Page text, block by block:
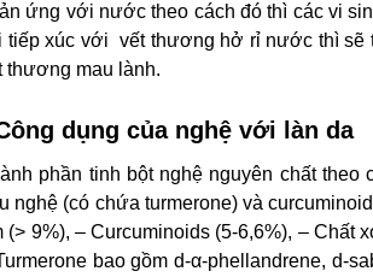
ứng với nước theo cách đó thì các vi
tiếp xúc với vết thương hở rỉ nước thì sẽ
thương mau lành.
dụng của nghệ với làn da
phần tinh bột nghệ nguyên chất
nghệ (có chứa turmerone) và
(> 9%), – Curcuminoids (5-6,6%), – Chất
bao gồm d-α-phellandrene, d-